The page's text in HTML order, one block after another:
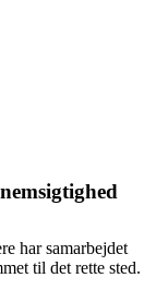
har samarbejdet
til det rette sted.